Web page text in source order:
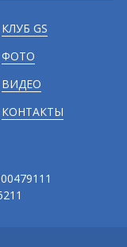
КЛУБ GS
ФОТО
ВИДЕО
КОНТАКТЫ